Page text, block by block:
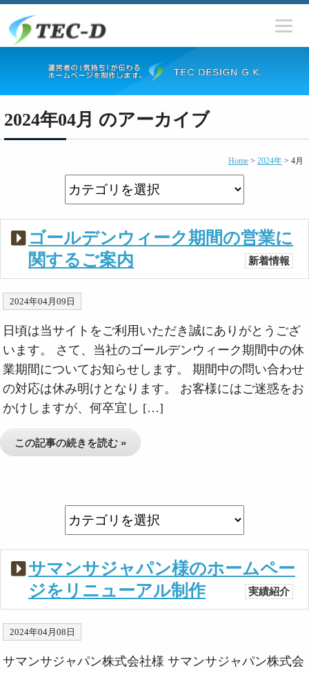
2024年04月 のアーカイブ
Home > 2024年 > 4月
ゴールデンウィーク期間の営業に
関するご案内
新着情報
2024年04月09日
日頃は当サイトをご利用いただき誠にありがとうござ
います。 さて、当社のゴールデンウィーク期間中の休
業期間についてお知らせします。 期間中の問い合わせ
の対応は休み明けとなります。 お客様にはご迷惑をお
かけしますが、何卒宜し […]
この記事の続きを読む »
サマンサジャパン様のホームペー
ジをリニューアル制作
実績紹介
2024年04月08日
サマンサジャパン株式会社様 サマンサジャパン株式会